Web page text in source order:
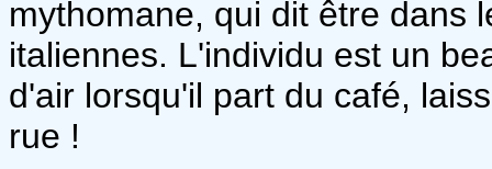
mythomane, qui dit être dans
italiennes. L'individu est un
d'air lorsqu'il part du café,
rue !